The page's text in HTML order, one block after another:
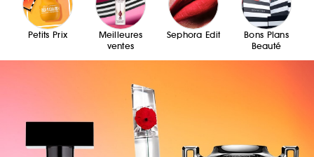
Petits Prix
Meilleures
ventes
Sephora Edit
Bons Plans
Beauté